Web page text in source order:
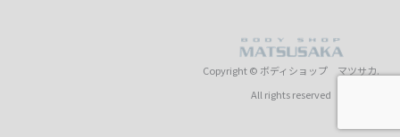
Copyright © ボディショップ マツサカ.
All rights reserved